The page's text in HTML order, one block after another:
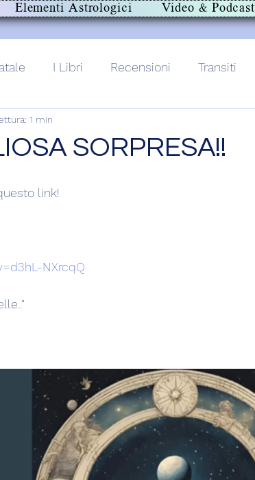
Elementi Astrologici Video & Podcast
I Libri Recensioni Transiti
SORPRESA!!
1 min
link!
NXrcqQ